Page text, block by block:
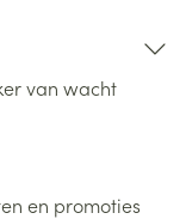
van wacht
en promoties